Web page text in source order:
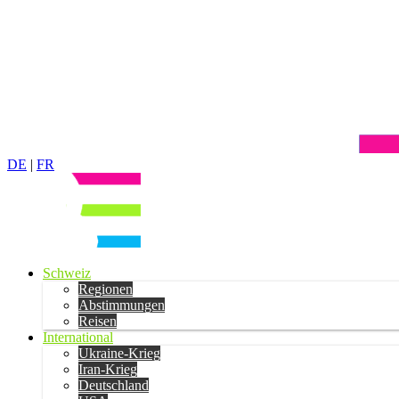
DE | FR
Schweiz
Regionen
Abstimmungen
Reisen
International
Ukraine-Krieg
Iran-Krieg
Deutschland